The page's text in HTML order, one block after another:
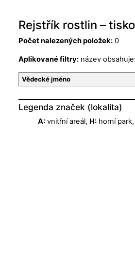
Rejstřík rostlin –
Počet nalezených položek:0
Aplikované filtry:název
Vědecké jméno
Legenda značek (lokalita)
A:vnitřní areál, H:horní park,